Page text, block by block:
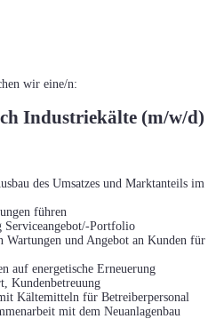
wir eine/n:
Industriekälte (m/w/d)
des Umsatzes und Marktanteils im
führen
Serviceangebot/-Portfolio
Wartungen und Angebot an Kunden für
auf energetische Erneuerung
Kundenbetreuung
Kältemitteln für Betreiberpersonal
mit dem Neuanlagenbau